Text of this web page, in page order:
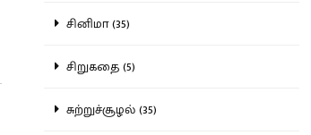
சினிமா (35)
சிறுகதை (5)
சுற்றுச்சூழல் (35)